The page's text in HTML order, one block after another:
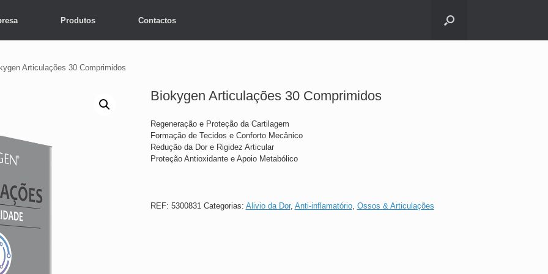
Produtos Contactos
Articulações 30 Comprimidos
Biokygen Articulações 30 Comprimidos
Regeneração e Proteção da Cartilagem
Formação de Tecidos e Conforto Mecânico
Redução da Dor e Rigidez Articular
Proteção Antioxidante e Apoio Metabólico
REF: 5300831 Categorias: Alivio da Dor, Anti-inflamatório, Ossos & Articulações